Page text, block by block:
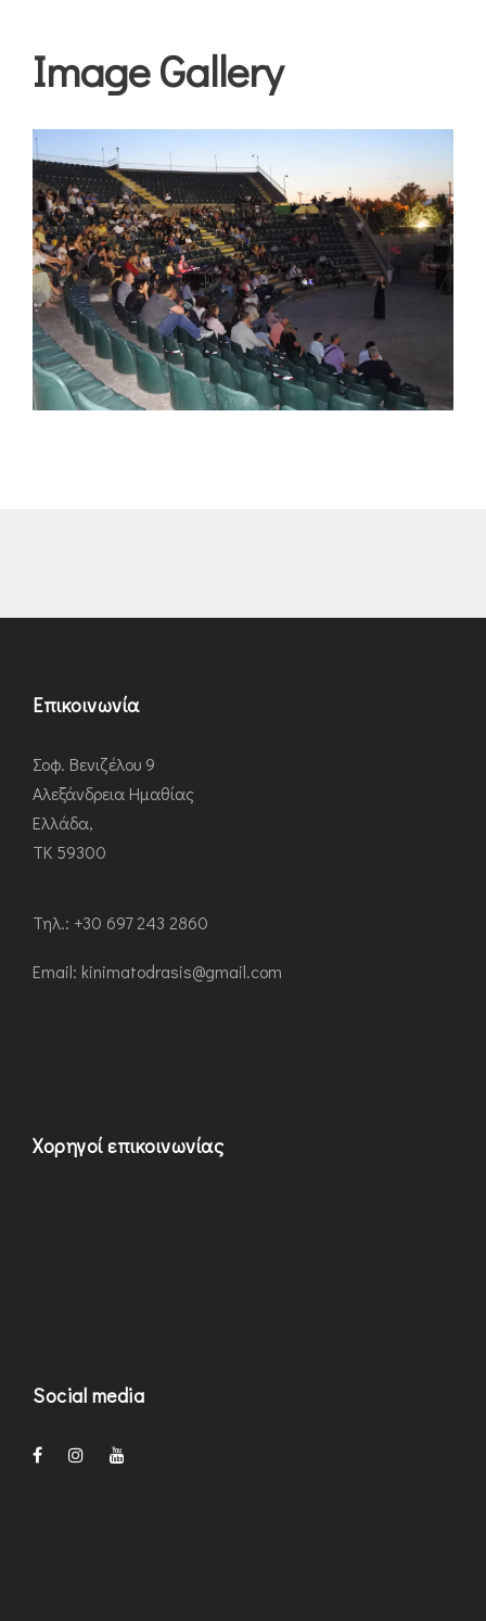
Image Gallery
Επικοινωνία
Σοφ. Βενιζέλου 9
Αλεξάνδρεια Ημαθίας
Ελλάδα,
ΤΚ 59300
Τηλ.: +30 697 243 2860
Εmail: kinimatodrasis@gmail.com
Χορηγοί επικοινωνίας
Social media